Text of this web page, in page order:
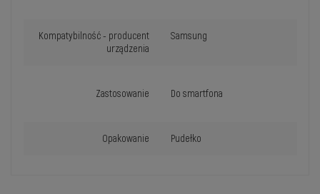
Kompatybilność - producent
urządzenia
Samsung
Zastosowanie Do smartfona
Opakowanie Pudełko